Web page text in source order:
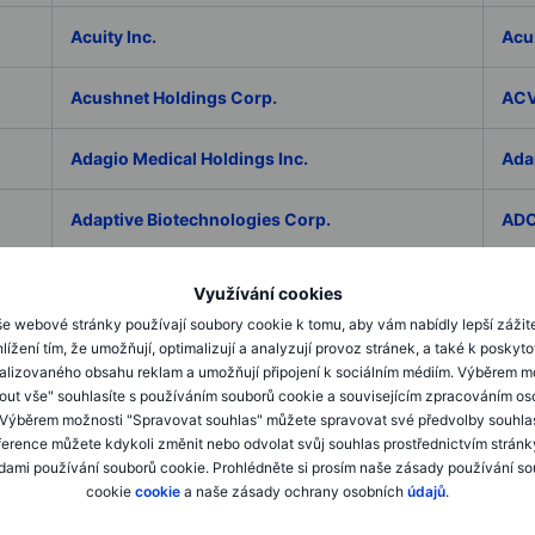
Využívání cookies
webové stránky používají soubory cookie k tomu, aby vám nabídly lepší
tím, že umožňují, optimalizují a analyzují provoz stránek, a také k
obsahu reklam a umožňují připojení k sociálním médiím. Výběrem
vše" souhlasíte s používáním souborů cookie a souvisejícím zpracováním
možnosti "Spravovat souhlas" můžete spravovat své předvolby
můžete kdykoli změnit nebo odvolat svůj souhlas prostřednictvím
používání souborů cookie. Prohlédněte si prosím naše zásady používání
cookie cookie a naše zásady ochrany osobních údajů.
Acuity Inc.
Acushnet Holdings Corp.
Adagio Medical Holdings Inc.
Adaptive Biotechnologies Corp.
AddNode Group AB ser. B
Adecco Group Inc.
adesso K AG